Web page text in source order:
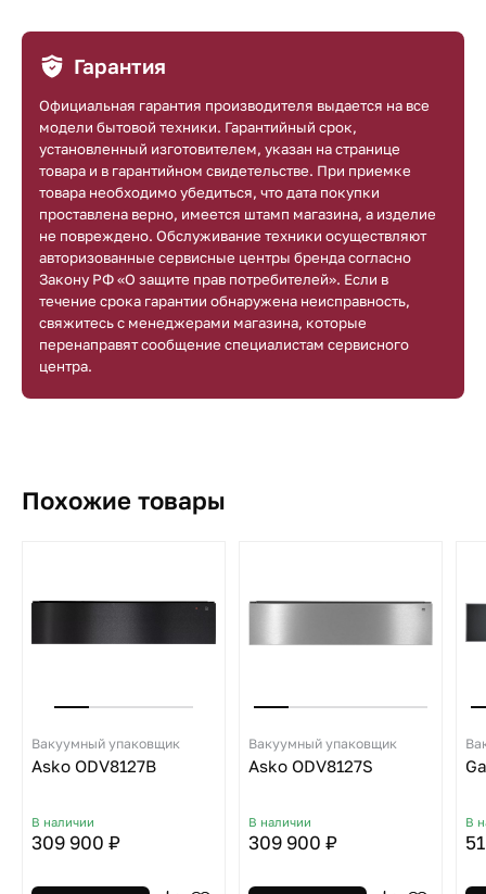
Гарантия
Официальная гарантия производителя выдается на все
модели бытовой техники. Гарантийный срок,
установленный изготовителем, указан на странице
товара и в гарантийном свидетельстве. При приемке
товара необходимо убедиться, что дата покупки
проставлена верно, имеется штамп магазина, а изделие
не повреждено. Обслуживание техники осуществляют
авторизованные сервисные центры бренда согласно
Закону РФ «О защите прав потребителей». Если в
течение срока гарантии обнаружена неисправность,
свяжитесь с менеджерами магазина, которые
перенаправят сообщение специалистам сервисного
центра.
Похожие товары
Вакуумный упаковщик
Asko ODV8127B
В наличии
309 900 ₽
Вакуумный упаковщик
Asko ODV8127S
В наличии
309 900 ₽
В